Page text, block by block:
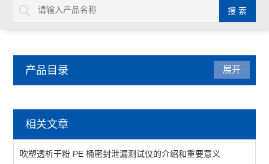
产品目录
减压仪
不透水性测试仪
展开
相关文章
吹塑透析干粉 PE 桶密封泄漏测试仪的介绍和重要意义